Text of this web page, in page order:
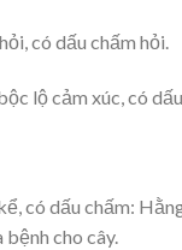
có dấu chấm hỏi.
lộ cảm xúc, có
có dấu chấm:
cho cây.